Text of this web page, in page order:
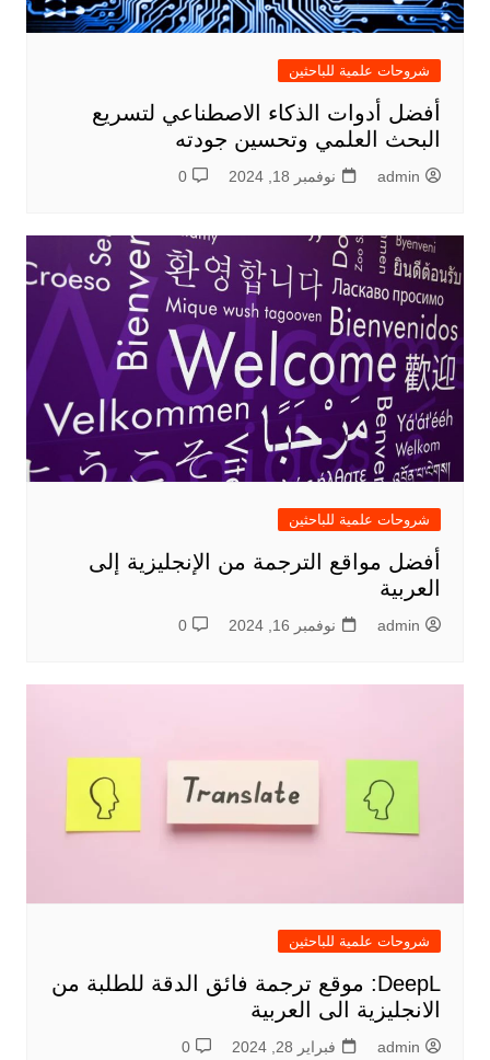
شروحات علمية للباحثين
أفضل أدوات الذكاء الاصطناعي لتسريع
البحث العلمي وتحسين جودته
admin نوفمبر 18, 2024 0
شروحات علمية للباحثين
أفضل مواقع الترجمة من الإنجليزية إلى
العربية
admin نوفمبر 16, 2024 0
شروحات علمية للباحثين
DeepL: موقع ترجمة فائق الدقة للطلبة من
الانجليزية الى العربية
admin فبراير 28, 2024 0